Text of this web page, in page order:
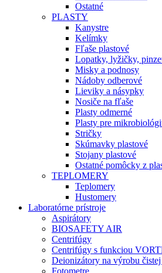
Ostatné
PLASTY
Kanystre
Kelímky
Fľaše plastové
Lopatky, lyžičky,
Misky a podnosy
Nádoby odberové
Lieviky a násypky
Nosiče na fľaše
Plasty odmerné
Plasty pre
Stričky
Skúmavky plastové
Stojany plastové
Ostatné pomôcky z
TEPLOMERY
Teplomery
Hustomery
Laboratórne prístroje
Aspirátory
BIOSAFETY AIR
Centrifúgy
Centrifúgy s funkciou
Deionizátory na výrobu
Fotometre